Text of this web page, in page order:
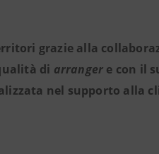
grazie alla
di arranger e con il
nel supporto alla